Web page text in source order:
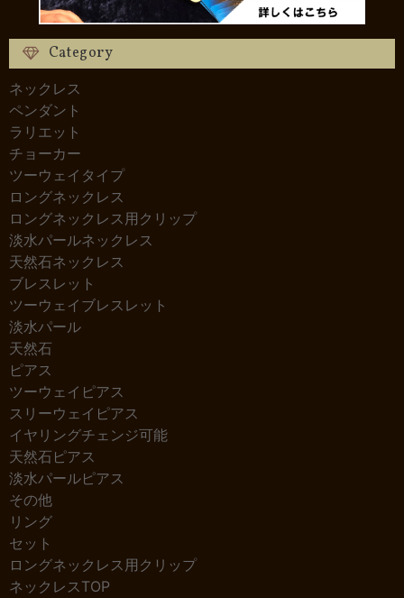
Category
ネックレス
ペンダント
ラリエット
チョーカー
ツーウェイタイプ
ロングネックレス
ロングネックレス用クリップ
淡水パールネックレス
天然石ネックレス
ブレスレット
ツーウェイブレスレット
淡水パール
天然石
ピアス
ツーウェイピアス
スリーウェイピアス
イヤリングチェンジ可能
天然石ピアス
淡水パールピアス
その他
リング
セット
ロングネックレス用クリップ
ネックレスTOP